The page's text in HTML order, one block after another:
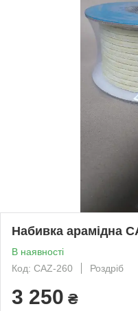
Набивка арамідна
В наявності
Код: CAZ-260
Роздріб
3 250 ₴